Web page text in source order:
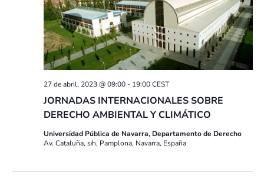
JORNADAS INTERNACIONALES SOBRE
DERECHO AMBIENTAL Y CLIMÁTICO
27 de abril, 2023 @ 09:00- 19:00 CEST
Universidad Pública de Navarra, Departamento de Derecho
Av. Cataluña, s/n, Pamplona, Navarra, España